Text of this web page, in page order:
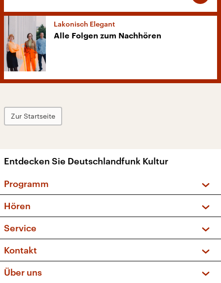
Lakonisch Elegant
Alle Folgen zum Nachhören
Zur Startseite
Entdecken Sie Deutschlandfunk Kultur
Programm
Sendungen und Podcasts
Musikliste
Kakadu – Das Kinderprogramm
Hören
Frequenzen (UKW + DAB+)
Service
FAQ
Apps
Newsletter
Kontakt
Über uns